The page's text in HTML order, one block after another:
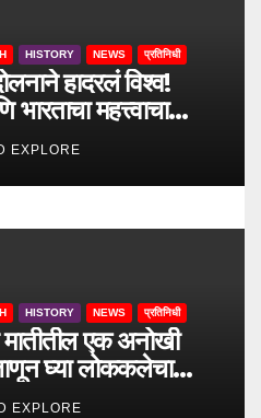
HISTORY NEWS प्रतिनिधी
हादरलं विश्व!
महत्त्वाचा
EXPLORE
HISTORY NEWS प्रतिनिधी
एक अनोखी
घ्या लोककलेचा
EXPLORE